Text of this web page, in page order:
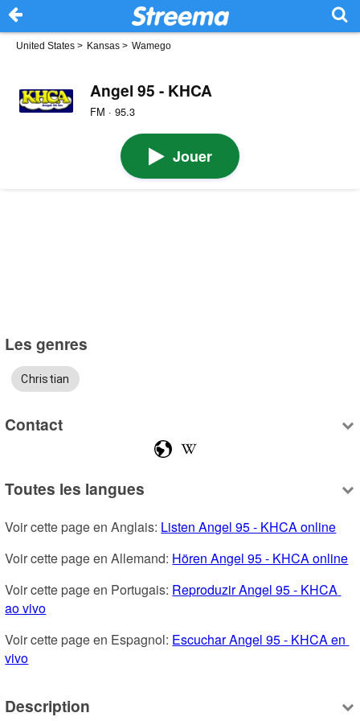
United States > Kansas > Wamego
Angel 95 - KHCA
FM · 95.3
Jouer
Les genres
Christian
Contact
Toutes les langues
Voir cette page en Anglais: Listen Angel 95 - KHCA online
Voir cette page en Allemand: Hören Angel 95 - KHCA online
Voir cette page en Portugais: Reproduzir Angel 95 - KHCA
ao vivo
Voir cette page en Espagnol: Escuchar Angel 95 - KHCA en
vivo
Description